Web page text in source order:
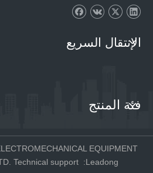
الإنتقال السريع
فئة المنتج
EQUIPMENT
Technical support :Leadong